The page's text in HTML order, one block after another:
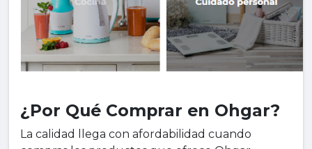
¿Por Qué Comprar en Ohgar?
La calidad llega con afordabilidad cuando